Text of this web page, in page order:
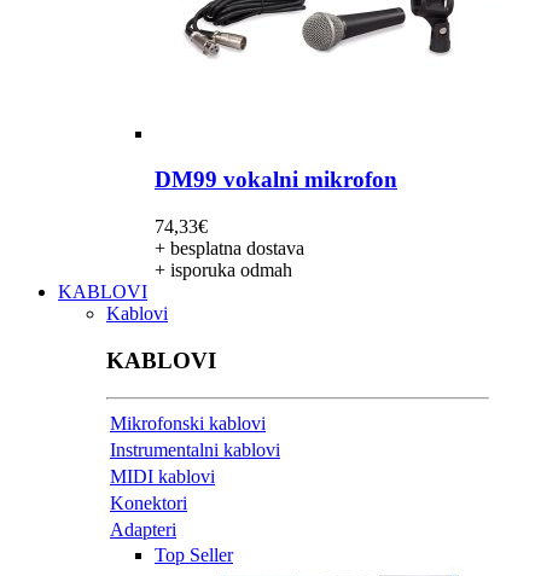
DM99 vokalni mikrofon
74,33€
+ besplatna dostava
+ isporuka odmah
KABLOVI
Kablovi
KABLOVI
Mikrofonski kablovi
Instrumentalni kablovi
MIDI kablovi
Konektori
Adapteri
Top Seller